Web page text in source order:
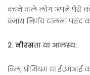
बचने वाले लोग अपने पैसे
बजाय निर्णय टालना पसंद
2. नीरसता या आलस्य:
बिल, प्रीमियम या